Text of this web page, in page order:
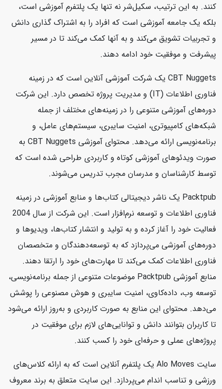
کنند. به این ترتیب، سکیل‌شر نه تنها یک پلتفرم آموزشی است،
بلکه یک جامعه آموزشی است که افراد را به اشتراک گذاری دانش
و تجربیات تشویق می‌کند و به آنها کمک می‌کند تا در مسیر
پیشرفت و موفقیت خود ادامه دهند.
CBT Nuggets یک شرکت آموزشی آنلاین است که در زمینه
فناوری اطلاعات (IT) و مدیریت پروژه تخصص دارد. این شرکت
دوره‌های آموزشی متنوعی را در زمینه‌های مختلف از جمله
شبکه‌های کامپیوتری، امنیت سایبری، سیستم‌های عامل، و
برنامه‌نویسی ارائه می‌دهد. محتوای آموزشی CBT Nuggets به
صورت ویدئوهای آموزشی کوتاه و کاربردی طراحی شده است که
توسط کارشناسان و مدرسان مجرب تدریس می‌شوند.
Packtpub یک ناشر دیجیتالی کتاب‌ها و منابع آموزشی در زمینه
فناوری اطلاعات و توسعه نرم‌افزار است. این شرکت از سال 2004
فعالیت خود را آغاز کرده و به تولید و انتشار کتاب‌ها، ویدیوها و
دوره‌های آموزشی می‌پردازد که به توسعه‌دهندگان و متخصصان
فناوری اطلاعات کمک می‌کند تا مهارت‌های خود را ارتقا دهند.
منابع آموزشی Packtpub موضوعات متنوعی از جمله برنامه‌نویسی،
توسعه وب، داده‌کاوی، امنیت سایبری و هوش مصنوعی را پوشش
می‌دهد. محتوای این منابع به صورت کاربردی و به‌روز ارائه می‌شود
تا کاربران بتوانند دانش و توانایی‌های لازم برای موفقیت در
پروژه‌های عملی و حرفه‌ای خود را کسب کنند.
سایت Alo Moves یک پلتفرم آنلاین است که به ارائه کلاس‌های
ورزشی و تناسب اندام می‌پردازد. این سایت متعلق به برند معروف